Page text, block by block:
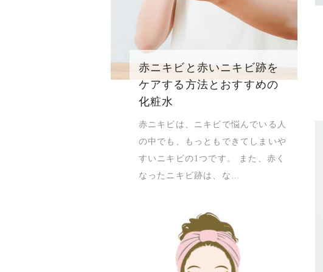
赤ニキビと赤いニキビ跡を
ケアする方法とおすすめの
化粧水
赤ニキビは、ニキビで悩んでいる人
の中でも、もっともできてしまいや
すいニキビの1つです。 また、赤く
なったニキビ跡は、な…